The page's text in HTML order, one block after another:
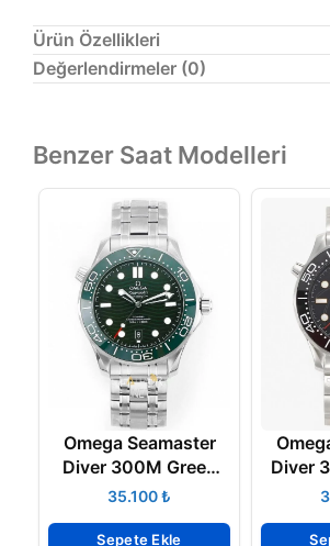
Ürün Özellikleri
Değerlendirmeler (0)
Benzer Saat Modelleri
Omega Seamaster
Diver 300M Green
Steel Super Clone Eta
₺
Sepete Ekle
Diver
Bond